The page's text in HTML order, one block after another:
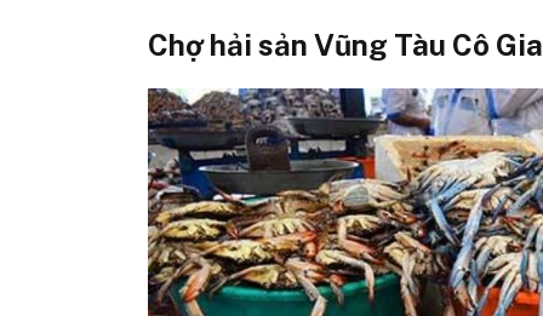
Chợ hải sản Vũng Tàu Cô